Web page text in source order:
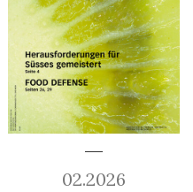
02.2026